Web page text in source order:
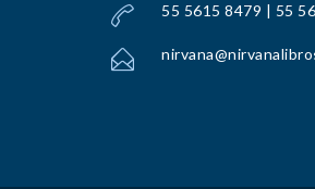
55 5615 8479 | 55